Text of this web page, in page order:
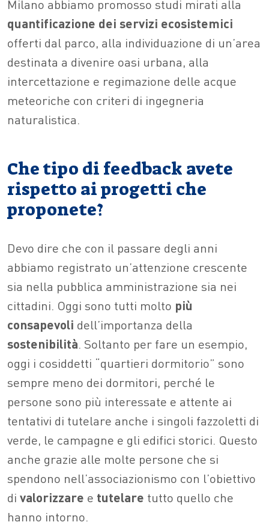
Milano abbiamo promosso studi mirati alla
quantificazione dei servizi ecosistemici
offerti dal parco, alla individuazione di un’area
destinata a divenire oasi urbana, alla
intercettazione e regimazione delle acque
meteoriche con criteri di ingegneria
naturalistica.
Che tipo di feedback avete
rispetto ai progetti che
proponete?
Devo dire che con il passare degli anni
abbiamo registrato un’attenzione crescente
sia nella pubblica amministrazione sia nei
cittadini. Oggi sono tutti molto più
consapevoli dell’importanza della
sostenibilità. Soltanto per fare un esempio,
oggi i cosiddetti “quartieri dormitorio” sono
sempre meno dei dormitori, perché le
persone sono più interessate e attente ai
tentativi di tutelare anche i singoli fazzoletti di
verde, le campagne e gli edifici storici. Questo
anche grazie alle molte persone che si
spendono nell’associazionismo con l’obiettivo
di valorizzare e tutelare tutto quello che
hanno intorno.